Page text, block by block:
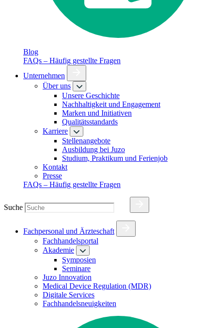
Blog
FAQs – Häufig gestellte Fragen
Unternehmen
Über uns
Unsere Geschichte
Nachhaltigkeit und Engagement
Marken und Initiativen
Qualitätsstandards
Karriere
Stellenangebote
Ausbildung bei Juzo
Studium, Praktikum und Ferienjob
Kontakt
Presse
FAQs – Häufig gestellte Fragen
Suche
Fachpersonal und Ärzteschaft
Fachhandelsportal
Akademie
Symposien
Seminare
Juzo Innovation
Medical Device Regulation (MDR)
Digitale Services
Fachhandelsneuigkeiten